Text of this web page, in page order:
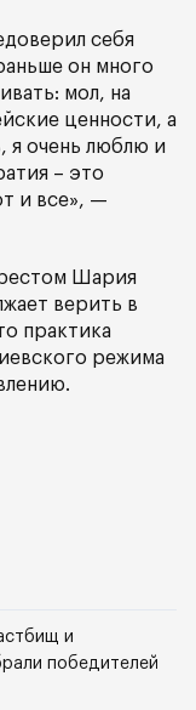
себя
он много
мол, на
ценности, а
я очень люблю и
– это
и все», —
Шария
верить в
практика
режима
и
победителей